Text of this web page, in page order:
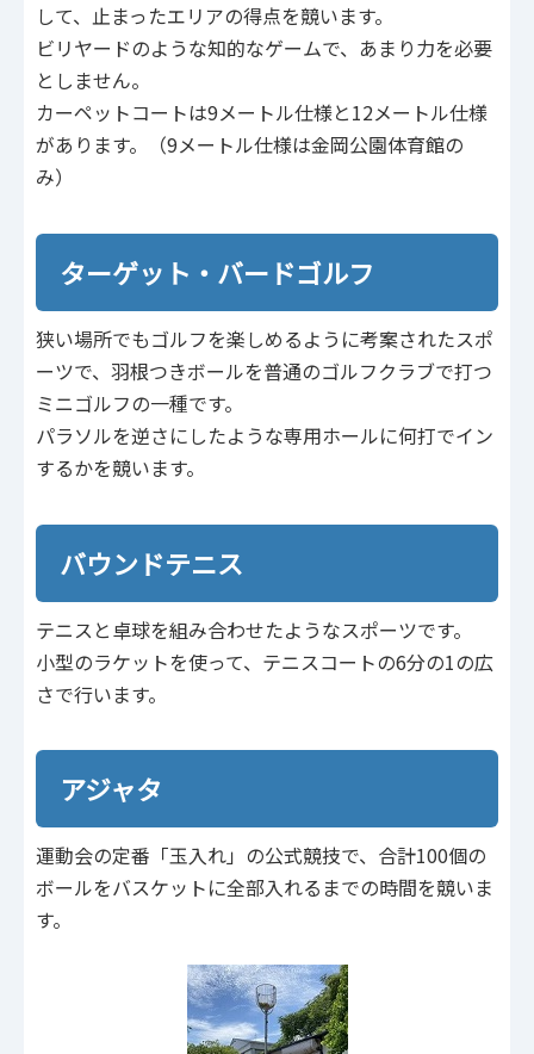
して、止まったエリアの得点を競います。
ビリヤードのような知的なゲームで、あまり力を必要
としません。
カーペットコートは9メートル仕様と12メートル仕様
があります。（9メートル仕様は金岡公園体育館の
み）
ターゲット・バードゴルフ
狭い場所でもゴルフを楽しめるように考案されたスポ
ーツで、羽根つきボールを普通のゴルフクラブで打つ
ミニゴルフの一種です。
パラソルを逆さにしたような専用ホールに何打でイン
するかを競います。
バウンドテニス
テニスと卓球を組み合わせたようなスポーツです。
小型のラケットを使って、テニスコートの6分の1の広
さで行います。
アジャタ
運動会の定番「玉入れ」の公式競技で、合計100個の
ボールをバスケットに全部入れるまでの時間を競いま
す。